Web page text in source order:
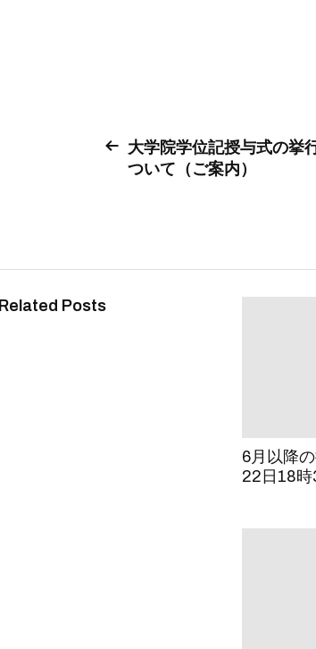
大学院学位記授与式の挙
ついて（ご案内）
Related Posts
6月以降
22日18時